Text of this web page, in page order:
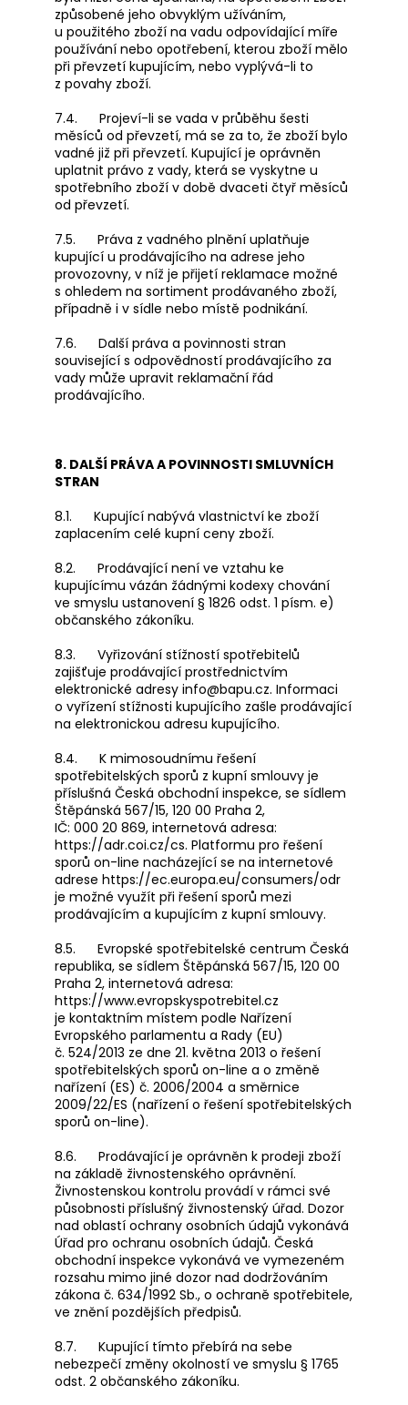
způsobené jeho obvyklým užíváním,
u použitého zboží na vadu odpovídající míře
používání nebo opotřebení, kterou zboží mělo
při převzetí kupujícím, nebo vyplývá-li to
z povahy zboží.
7.4. Projeví-li se vada v průběhu šesti
měsíců od převzetí, má se za to, že zboží bylo
vadné již při převzetí. Kupující je oprávněn
uplatnit právo z vady, která se vyskytne u
spotřebního zboží v době dvaceti čtyř měsíců
od převzetí.
7.5. Práva z vadného plnění uplatňuje
kupující u prodávajícího na adrese jeho
provozovny, v níž je přijetí reklamace možné
s ohledem na sortiment prodávaného zboží,
případně i v sídle nebo místě podnikání.
7.6. Další práva a povinnosti stran
související s odpovědností prodávajícího za
vady může upravit reklamační řád
prodávajícího.
8. DALŠÍ PRÁVA A POVINNOSTI SMLUVNÍCH
STRAN
8.1. Kupující nabývá vlastnictví ke zboží
zaplacením celé kupní ceny zboží.
8.2. Prodávající není ve vztahu ke
kupujícímu vázán žádnými kodexy chování
ve smyslu ustanovení § 1826 odst. 1 písm. e)
občanského zákoníku.
8.3. Vyřizování stížností spotřebitelů
zajišťuje prodávající prostřednictvím
elektronické adresy info@bapu.cz. Informaci
o vyřízení stížnosti kupujícího zašle prodávající
na elektronickou adresu kupujícího.
8.4. K mimosoudnímu řešení
spotřebitelských sporů z kupní smlouvy je
příslušná Česká obchodní inspekce, se sídlem
Štěpánská 567/15, 120 00 Praha 2,
IČ: 000 20 869, internetová adresa:
https://adr.coi.cz/cs. Platformu pro řešení
sporů on-line nacházející se na internetové
adrese https://ec.europa.eu/consumers/odr
je možné využít při řešení sporů mezi
prodávajícím a kupujícím z kupní smlouvy.
8.5. Evropské spotřebitelské centrum Česká
republika, se sídlem Štěpánská 567/15, 120 00
Praha 2, internetová adresa:
https://www.evropskyspotrebitel.cz
je kontaktním místem podle Nařízení
Evropského parlamentu a Rady (EU)
č. 524/2013 ze dne 21. května 2013 o řešení
spotřebitelských sporů on-line a o změně
nařízení (ES) č. 2006/2004 a směrnice
2009/22/ES (nařízení o řešení spotřebitelských
sporů on-line).
8.6. Prodávající je oprávněn k prodeji zboží
na základě živnostenského oprávnění.
Živnostenskou kontrolu provádí v rámci své
působnosti příslušný živnostenský úřad. Dozor
nad oblastí ochrany osobních údajů vykonává
Úřad pro ochranu osobních údajů. Česká
obchodní inspekce vykonává ve vymezeném
rozsahu mimo jiné dozor nad dodržováním
zákona č. 634/1992 Sb., o ochraně spotřebitele,
ve znění pozdějších předpisů.
8.7. Kupující tímto přebírá na sebe
nebezpečí změny okolností ve smyslu § 1765
odst. 2 občanského zákoníku.